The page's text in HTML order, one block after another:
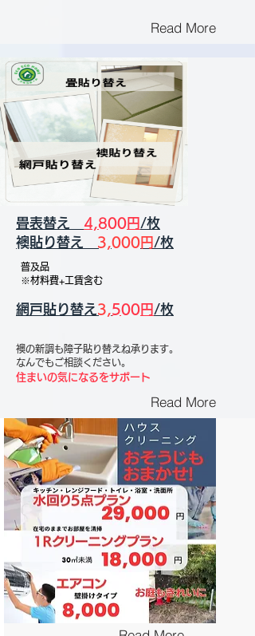
Read More
畳表替え 4,800円 /枚
​襖貼り替え 3,000円 /枚
普及品
※材料費+工賃含む
網戸貼り替え 3, 500円 /枚
襖の新調も障子貼り替えね承ります。
​なんでもご相談ください。
住まいの気になるをサポート
Read More